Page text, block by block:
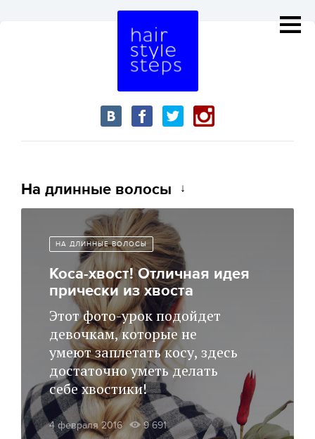
На длинные волосы
НА ДЛИННЫЕ ВОЛОСЫ
Коса-хвост! Отличная идея
прически из хвоста
Этот фото-урок подойдет
девочкам, которые не
умеют заплетать косу, здесь
достаточно уметь делать
себе хвостики!
4 февраля 2016 9 691